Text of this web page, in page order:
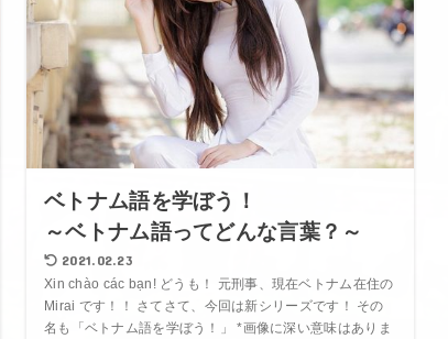
ベトナム語を学ぼう！
～ベトナム語ってどんな言葉？～
2021.02.23
Xin chào các bạn! どうも！ 元刑事、現在ベトナム在住の
Mirai です！！ さてさて、今回は新シリーズです！ その
名も「ベトナム語を学ぼう！」 *画像に深い意味はありま